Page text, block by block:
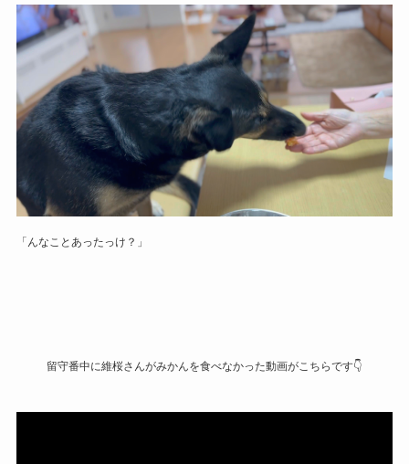
「んなことあったっけ？」
留守番中に維桜さんがみかんを食べなかった動画がこちらです👇️